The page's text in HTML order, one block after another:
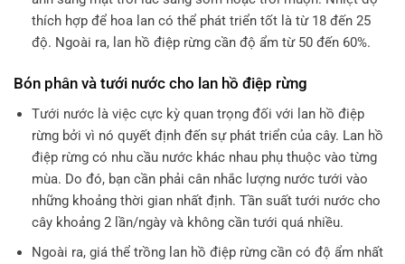
thích hợp để hoa lan có thể phát triển tốt là từ 18 đến 25
độ. Ngoài ra, lan hồ điệp rừng cần độ ẩm từ 50 đến 60%.
Bón phân và tưới nước cho lan hồ điệp rừng
Tưới nước là việc cực kỳ quan trọng đối với lan hồ điệp
rừng bởi vì nó quyết định đến sự phát triển của cây. Lan hồ
điệp rừng có nhu cầu nước khác nhau phụ thuộc vào từng
mùa. Do đó, bạn cần phải cân nhắc lượng nước tưới vào
những khoảng thời gian nhất định. Tần suất tưới nước cho
cây khoảng 2 lần/ngày và không cần tưới quá nhiều.
Ngoài ra, giá thể trồng lan hồ điệp rừng cần có độ ẩm nhất